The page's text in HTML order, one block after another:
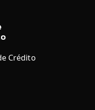
Crédito